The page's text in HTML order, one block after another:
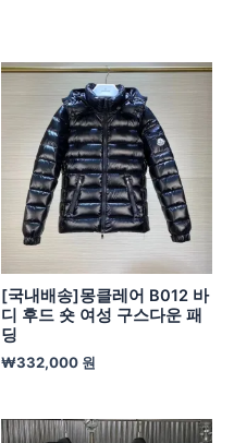
[국내배송]몽클레어 B012 바
디 후드 숏 여성 구스다운 패
딩
₩332,000 원